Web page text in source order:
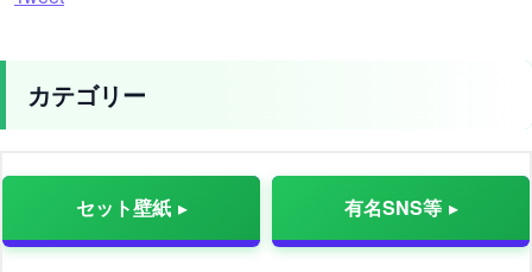
カテゴリー
セット壁紙 有名SNS等